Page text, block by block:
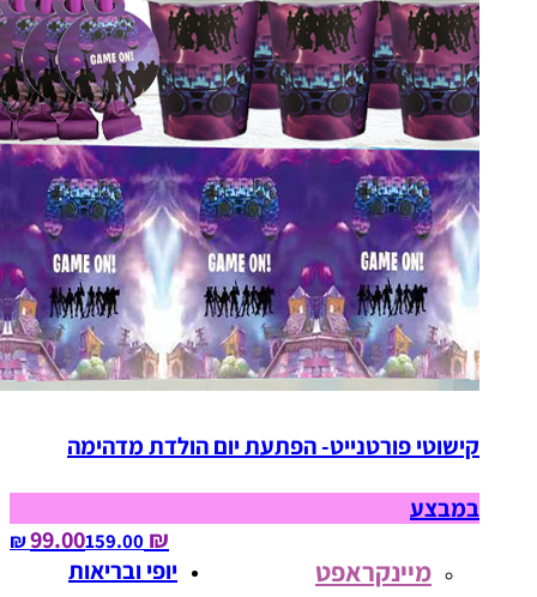
קישוטי פורטנייט- הפתעת יום הולדת מדהימה
במבצע
₪ 99.00
159.00‏ ₪
מיינקראפט
יופי ובריאות